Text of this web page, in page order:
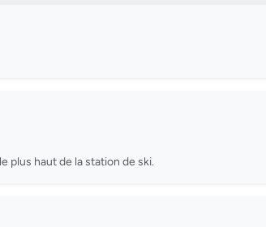
plus haut de la station de ski.